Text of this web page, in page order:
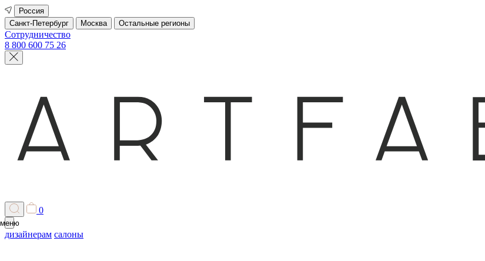
Россия
Санкт-Петербург
Москва Остальные регионы
Сотрудничество
8 800 600 75 26
0
меню
дизайнерам салоны